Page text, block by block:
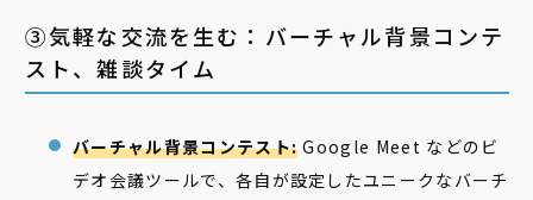
③気軽な交流を生む：バーチャル背景コンテ
スト、雑談タイム
バーチャル背景コンテスト: Google Meet などのビ
デオ会議ツールで、各自が設定したユニークなバーチ